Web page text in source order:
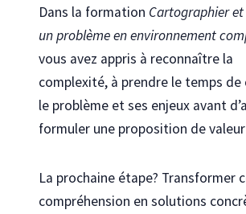
Dans la formation Cartographier
un problème en environnement
vous avez appris à reconnaître la
complexité, à prendre le temps
le problème et ses enjeux avant
formuler une proposition de
La prochaine étape? Transformer
compréhension en solutions
Programmes
Explorez les programmes en technologies de
Se connecter au portail
Vous travaillez pour le gouvernement du
catalogue de formation dédié